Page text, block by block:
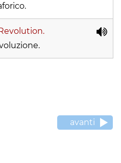
avanti